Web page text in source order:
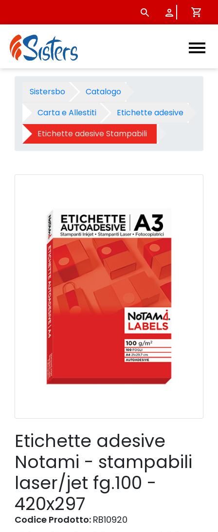
Etichette adesive Notami -
Sistersbo
Catalogo
Carta e Allestiti
Etichette adesive
Etichette adesive Stampabili
Etichette adesive
Notami - stampabili
laser/jet fg.100 -
420x297
Codice Prodotto: RB10920